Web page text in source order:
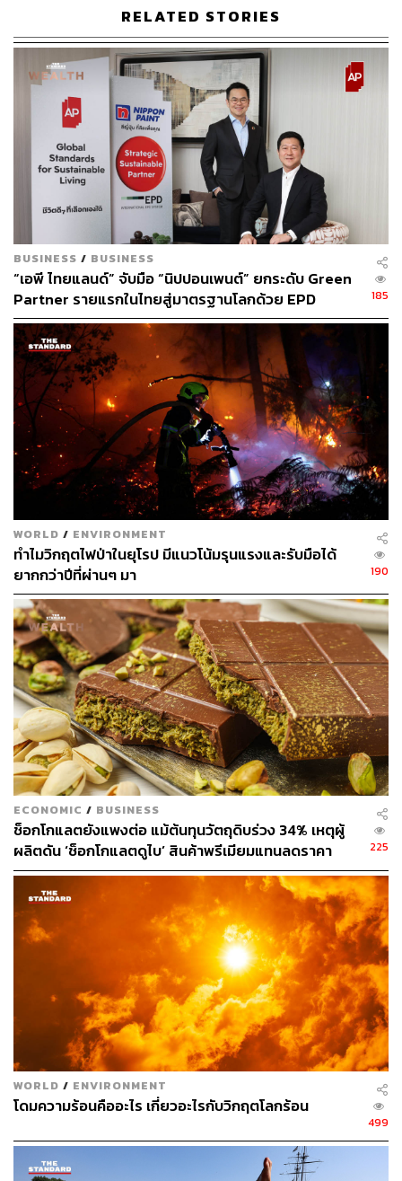
มาจากเชื้อเพลิงฟอสซิล อย่างเช่น น้ำมัน ก๊าซ และถ่านหิน
ในความเห็นของผู้เข้าประชุม COP28 ฝ่ายหนึ่งซึ่งประกอบ
ด้วยสหรัฐอเมริกา สหภาพยุโรป แคนาดา และประเทศหมู่
เกาะขนาดเล็ก เป็นต้น​ รวมกว่า 100 ประเทศ ซึ่งคิดเป็นกว่า
ครึ่งของสมาชิกที่เข้าร่วมการประชุมในครั้งนี้ มองว่าเชื้อ
เพลิงฟอสซิลเป็นตัวการหลักในการก่อให้เกิดก๊าซเรือนกระจก
และนำไปสู่ภาวะโลกร้อน การจะบรรลุเป้าหมายจำกัดการ
เพิ่มขึ้นของอุณหภูมิโลกคือ ต้อง ‘เลิก’ ใช้เชื้อเพลิงฟอสซิล
และอยากให้ระบุอยู่ในข้อตกลงของการประชุมในครั้งนี้
ในขณะที่อีกฝ่ายซึ่งนำโดยซาอุดีอาระเบีย ประเทศสมาชิก
กลุ่ม OPEC+ อิหร่าน อิรักและรัสเซีย ฯลฯ ที่ต้องพึ่งพา
พลังงานจากฟอสซิลในการขับเคลื่อนเศรษฐกิจเป็นหลัก หรือ
แม้กระทั่งเจ้าภาพอย่างสหรัฐอาหรับเอมิเรตส์เองกลับรู้สึกว่า
สิ่งที่อีกฝ่ายต้องการคือให้ ‘เลิก’ ใช้เชื้อเพลิงฟอสซิล ดูจะเป็น
ข้อตกลงที่สุดโต่งเกินไปที่จะระบุไว้ในข้อตกลงของการ
ประชุมครั้งนี้
การประชุมที่ดุดัน ต่อเนื่อง และยาวนานเกือบ 2 สัปดาห์
ดูไบคาดหวังให้การประชุมในครั้งนี้มีผลลัพธ์ที่ต้องจารึกเป็น
‘ประวัติศาสตร์’ แต่ดูเหมือนว่าคำว่า ‘ประวัติศาสตร์’ ที่ทำให้
คนจดจำน่าจะเป็นเรื่องของความขัดแย้งที่หาข้อสรุปไม่ได้
จนกระทั่ง สุลต่าน บิน อาห์เหม็ด อัล จาเบอร์ ประธาน
COP28 ต้องต่อเวลาการประชุมจนถึงตี 3 ของวันรุ่งขึ้น แหล่ง
ข่าวระบุว่า ก่อนที่จะบรรลุข้อตกลงที่ไม่ตกลงนี้ จาเบอร์ต้อง
รับมือกับคณะผู้แทนที่แสดงความไม่พอใจอย่างรุนแรง โดย
เฉพาะจากประเทศหมู่เกาะที่มีความเสี่ยงสูงต่อภาวะโลกรวน
โดยมีการระบุว่า ข้อตกลงแบบนี้เปรียบเสมือนการหยิบยื่น
ความตายให้กับพวกเขา
แต่ในท้ายที่สุดที่ประชุมได้ออกข้อตกลงให้ประเทศต่างๆ
ตระหนักถึง ‘ความจำเป็นในการลดการปล่อยก๊าซเรือน
กระจกในเชิงลึกอย่างรวดเร็วและยั่งยืน ซึ่งสอดคล้องกับ
แนวทาง 1.5 องศาเซลเซียส’ และเรียกร้องให้เพิ่มกำลังการ
ผลิตพลังงานหมุนเวียนทั่วโลกเป็น 3 เท่าภายในปี 2030 โดย
ได้ย้ำถ้อยคำที่ตกลงกันในการประชุมสุดยอดครั้งก่อนๆ เรียก
ร้องให้ประเทศต่างๆ เร่งความพยายามในการลดปริมาณการ
ผลิตไฟฟ้าจากถ่านหินลง นอกจากนี้ยังเรียกร้องให้มีการ
พัฒนาเทคโนโลยีการปล่อยคาร์บอนต่ำและคาร์บอนเป็นศูนย์
รวมถึงเทคโนโลยีหมุนเวียน นิวเคลียร์ การลดและกำจัด เช่น
การดักจับคาร์บอน การใช้และการจัดเก็บคาร์บอน โดย
เฉพาะอย่างยิ่งในภาคส่วนที่ยากต่อการลดและการผลิต
โมฮาเหม็ด อาโดว์ จากกลุ่มคลังสมองของ Power Shift
Africa กล่าวว่า “นี่เป็นครั้งแรกในรอบ 30 ปีของการเจรจา
เรื่องสภาพภูมิอากาศของ COP ที่ไม่มีคำว่าเชื้อเพลิงฟอสซิล
อยู่ในข้อตกลง” และเขายังบอกด้วยว่า เมื่อยักษ์ถูกปลดปล่อย
ออกจากตะเกียงแก้วแล้วมันจะไม่มีวันกลับเข้าไปอีก การ
ประชุม COP ในครั้งต่อๆ ไปก็อาจแก้ไขอะไรไม่ได้อีกแล้ว
ข้อตกลงที่ไม่ตกลงนี้ยังคงเป็นที่พูดถึงในวงกว้าง โดยเฉพาะ
RELATED STORIES
BUSINESS / BUSINESS
“เอพี ไทยแลนด์” จับมือ “นิปปอนเพนต์” ยกระดับ Green
Partner รายแรกในไทยสู่มาตรฐานโลกด้วย EPD
International พร้อมชูแนวคิด Global Standards for
Global Sustainable Living ส่งมอบบ้านคุณภาพ ลด
ผลกระทบต่อสิ่งแวดล้อม พร้อมปั้นนักออกแบบที่ใส่ใจโลก
185
WORLD / ENVIRONMENT
ทำไมวิกฤตไฟป่าในยุโรป มีแนวโน้มรุนแรงและรับมือได้
ยากกว่าปีที่ผ่านๆ มา
190
ECONOMIC / BUSINESS
ช็อกโกแลตยังแพงต่อ แม้ต้นทุนวัตถุดิบร่วง 34% เหตุผู้
ผลิตดัน ‘ช็อกโกแลตดูไบ’ สินค้าพรีเมียมแทนลดราคา
225
WORLD / ENVIRONMENT
โดมความร้อนคืออะไร เกี่ยวอะไรกับวิกฤตโลกร้อน
499